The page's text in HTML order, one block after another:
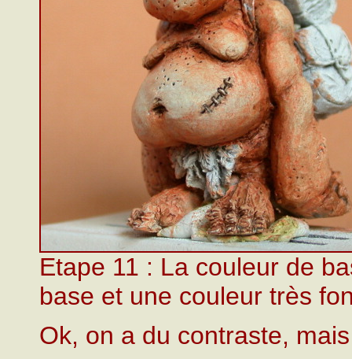
Etape 11 : La couleur de
base et une couleur très
Ok, on a du contraste,